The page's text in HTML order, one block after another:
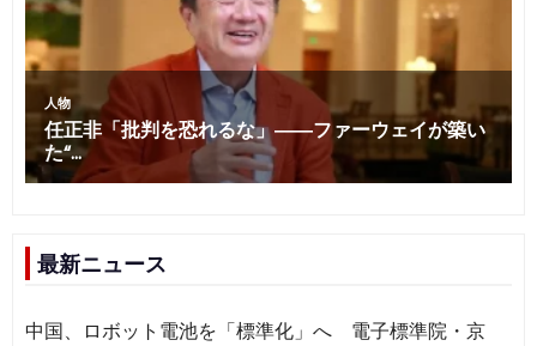
最新ニュース
中国、ロボット電池を「標準化」へ 電子標準院・京